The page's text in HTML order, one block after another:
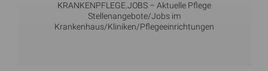
KRANKENPFLEGE.JOBS– Aktuelle Pflege
Stellenangebote/Jobs im
Krankenhaus/Kliniken/Pflegeeinrichtungen